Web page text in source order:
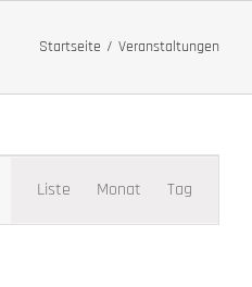
Startseite Veranstaltungen
Ansichten-
Navigation
Liste Monat Tag